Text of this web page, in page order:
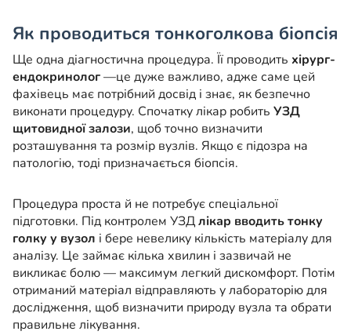
Як проводиться тонкоголкова біопсія
Ще одна діагностична процедура. Її проводить хірург-
ендокринолог—це дуже важливо, адже саме цей
фахівець має потрібний досвід і знає, як безпечно
виконати процедуру. Спочатку лікар робить УЗД
щитовидної залози, щоб точно визначити
розташування та розмір вузлів. Якщо є підозра на
патологію, тоді призначається біопсія.
Процедура проста й не потребує спеціальної
підготовки. Під контролем УЗДлікар вводить тонку
голку у вузол і бере невелику кількість матеріалу для
аналізу. Це займає кілька хвилин і зазвичай не
викликає болю — максимум легкий дискомфорт. Потім
отриманий матеріал відправляють у лабораторію для
дослідження, щоб визначити природу вузла та обрати
правильне лікування.